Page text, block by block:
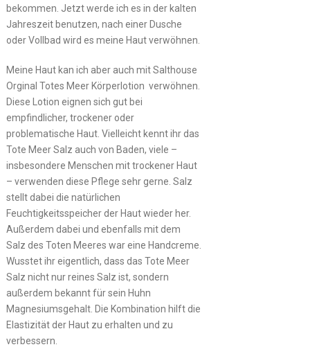
bekommen. Jetzt werde ich es in der kalten
Jahreszeit benutzen, nach einer Dusche
oder Vollbad wird es meine Haut verwöhnen.
Meine Haut kan ich aber auch mit Salthouse
Orginal Totes Meer Körperlotion verwöhnen.
Diese Lotion eignen sich gut bei
empfindlicher, trockener oder
problematische Haut. Vielleicht kennt ihr das
Tote Meer Salz auch von Baden, viele –
insbesondere Menschen mit trockener Haut
– verwenden diese Pflege sehr gerne. Salz
stellt dabei die natürlichen
Feuchtigkeitsspeicher der Haut wieder her.
Außerdem dabei und ebenfalls mit dem
Salz des Toten Meeres war eine Handcreme.
Wusstet ihr eigentlich, dass das Tote Meer
Salz nicht nur reines Salz ist, sondern
außerdem bekannt für sein Huhn
Magnesiumsgehalt. Die Kombination hilft die
Elastizität der Haut zu erhalten und zu
verbessern.